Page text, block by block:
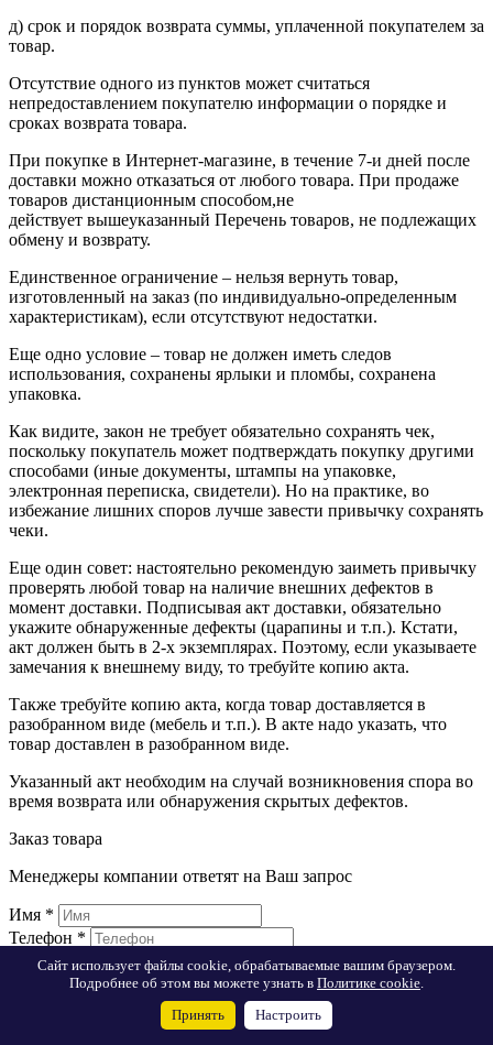
д) срок и порядок возврата суммы, уплаченной покупателем за
товар.
Отсутствие одного из пунктов может считаться
непредоставлением покупателю информации о порядке и
сроках возврата товара.
При покупке в Интернет-магазине, в течение 7-и дней после
доставки можно отказаться от любого товара. При продаже
товаров дистанционным способом,не
действует вышеуказанный Перечень товаров, не подлежащих
обмену и возврату.
Единственное ограничение – нельзя вернуть товар,
изготовленный на заказ (по индивидуально-определенным
характеристикам), если отсутствуют недостатки.
Еще одно условие – товар не должен иметь следов
использования, сохранены ярлыки и пломбы, сохранена
упаковка.
Как видите, закон не требует обязательно сохранять чек,
поскольку покупатель может подтверждать покупку другими
способами (иные документы, штампы на упаковке,
электронная переписка, свидетели). Но на практике, во
избежание лишних споров лучше завести привычку сохранять
чеки.
Еще один совет: настоятельно рекомендую заиметь привычку
проверять любой товар на наличие внешних дефектов в
момент доставки. Подписывая акт доставки, обязательно
укажите обнаруженные дефекты (царапины и т.п.). Кстати,
акт должен быть в 2-х экземплярах. Поэтому, если указываете
замечания к внешнему виду, то требуйте копию акта.
Также требуйте копию акта, когда товар доставляется в
разобранном виде (мебель и т.п.). В акте надо указать, что
товар доставлен в разобранном виде.
Указанный акт необходим на случай возникновения спора во
время возврата или обнаружения скрытых дефектов.
Заказ товара
Менеджеры компании ответят на Ваш запрос
Имя *
Телефон *
E-mail
обработку персональных данных
Сайт использует файлы cookie, обрабатываемые вашим браузером.
Подробнее об этом вы можете узнать в Политике cookie.
Принять Настроить